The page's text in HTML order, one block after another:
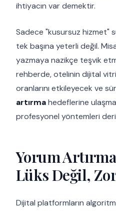
ihtiyacın var demektir.
Sadece "kusursuz hizmet"
tek başına yeterli değil.
yazmaya nazikçe teşvik
rehberde, otelinin dijital
oranlarını etkileyecek ve
artırmahedeflerine
profesyonel yöntemleri
Yorum
Lüks Değil,
Dijital platformların